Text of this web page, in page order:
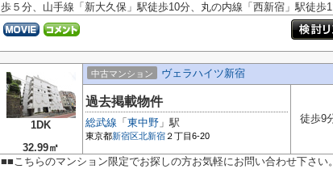
歩５分、山手線「新大久保」駅徒歩10分、丸の内線「西新宿」駅徒歩
1DK
32.99㎡
中古マンション ヴェラハイツ新宿
過去掲載物件
総武線 「 東中野 」駅
東京都新宿区北新宿 ２丁目6-20
徒歩9
■■こちらのマンション限定でお探しの方お気軽にお問い合わせ下さ